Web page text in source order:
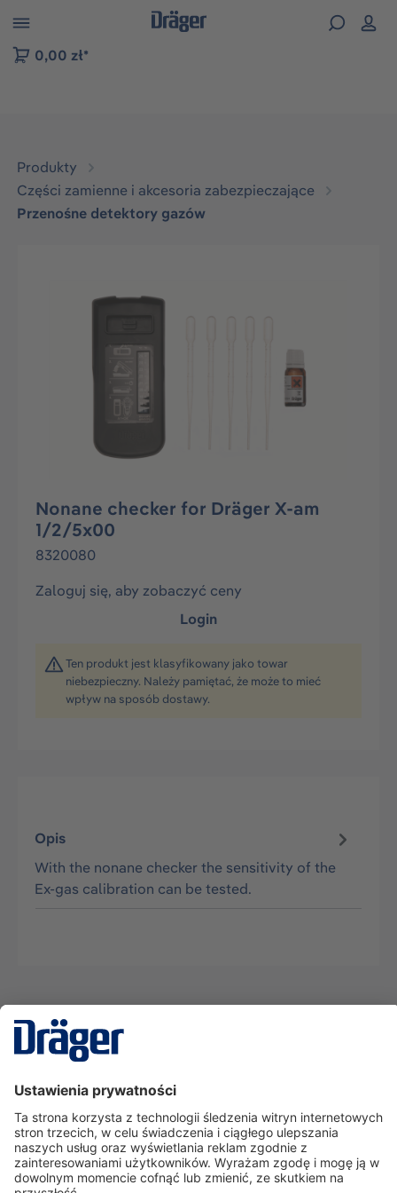
do nawigacji na platformie B2B
0,00 zł*
Produkty
Części zamienne i akcesoria zabezpieczające
Przenośne detektory gazów
Nonane checker for Dräger X-am
1/2/5x00
8320080
Zaloguj się, aby zobaczyć ceny
Login
Ten produkt jest klasyfikowany jako towar
niebezpieczny. Należy pamiętać, że może to mieć
wpływ na sposób dostawy.
Opis
With the nonane checker the sensitivity of the
Ex-gas calibration can be tested.
Serwisowa linia hotline
O nas